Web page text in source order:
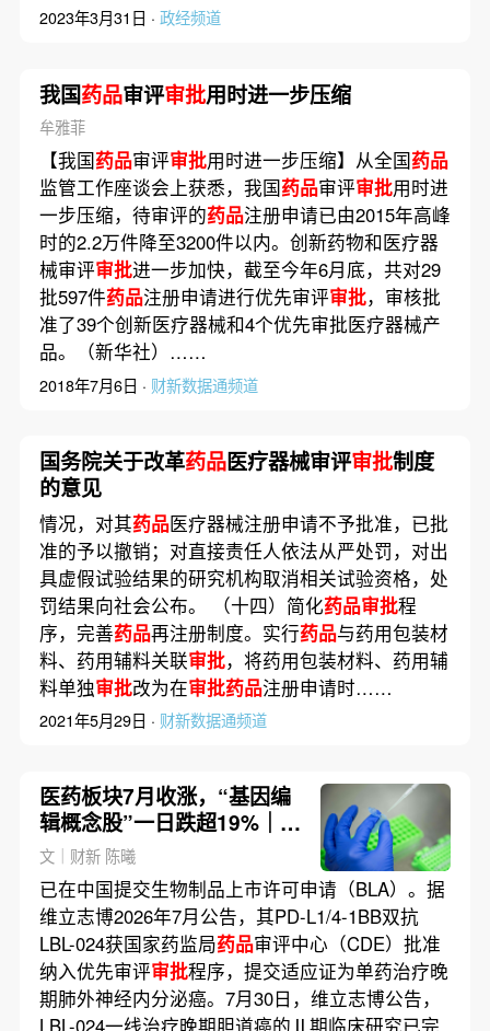
2023年3月31日 · 政经频道
我国药品审评审批用时进一步压缩
牟雅菲
【我国药品审评审批用时进一步压缩】从全国药品
监管工作座谈会上获悉，我国药品审评审批用时进
一步压缩，待审评的药品注册申请已由2015年高峰
时的2.2万件降至3200件以内。创新药物和医疗器
械审评审批进一步加快，截至今年6月底，共对29
批597件药品注册申请进行优先审评审批，审核批
准了39个创新医疗器械和4个优先审批医疗器械产
品。（新华社）……
2018年7月6日 · 财新数据通频道
国务院关于改革药品医疗器械审评审批制度
的意见
情况，对其药品医疗器械注册申请不予批准，已批
准的予以撤销；对直接责任人依法从严处罚，对出
具虚假试验结果的研究机构取消相关试验资格，处
罚结果向社会公布。 （十四）简化药品审批程
序，完善药品再注册制度。实行药品与药用包装材
料、药用辅料关联审批，将药用包装材料、药用辅
料单独审批改为在审批药品注册申请时……
2021年5月29日 · 财新数据通频道
医药板块7月收涨，“基因编
辑概念股”一日跌超19%｜医
药股周报
文｜财新 陈曦
已在中国提交生物制品上市许可申请（BLA）。据
维立志博2026年7月公告，其PD-L1/4-1BB双抗
LBL-024获国家药监局药品审评中心（CDE）批准
纳入优先审评审批程序，提交适应证为单药治疗晚
期肺外神经内分泌癌。7月30日，维立志博公告，
LBL-024一线治疗晚期胆道癌的Ⅱ期临床研究已完